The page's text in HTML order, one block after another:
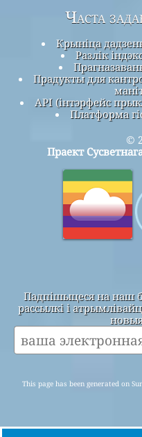
Часта
Крыніца
Разлік
Прадукты для
API (інтэрфейс
Платформа
©
Праект
Падпішыцеся на наш
рассылкі і
This page has been generated on